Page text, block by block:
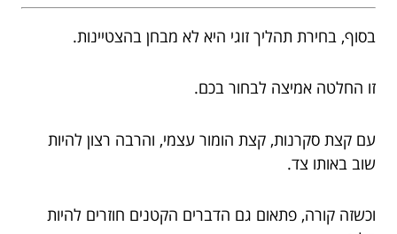
בסוף, בחירת תהליך זוגי היא לא מבחן בהצטיינות.
זו החלטה אמיצה לבחור בכם.
עם קצת סקרנות, קצת הומור עצמי, והרבה רצון להיות
שוב באותו צד.
וכשזה קורה, פתאום גם הדברים הקטנים חוזרים להיות